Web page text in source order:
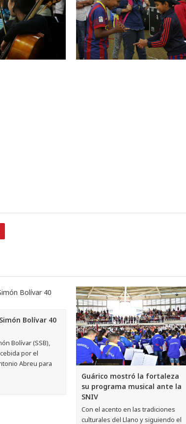
Bolívar 40
Bolívar (SSB),
por el
Abreu para
Guárico mostró la fortaleza
su programa musical ante la
SNIV
Con el acento en las tradiciones
culturales del Llano y siguiendo el